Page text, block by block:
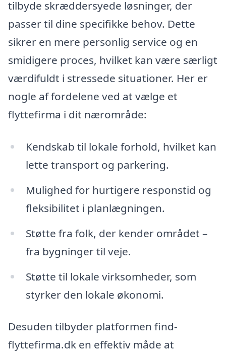
tilbyde skræddersyede løsninger, der
passer til dine specifikke behov. Dette
sikrer en mere personlig service og en
smidigere proces, hvilket kan være særligt
værdifuldt i stressede situationer. Her er
nogle af fordelene ved at vælge et
flyttefirma i dit nærområde:
Kendskab til lokale forhold, hvilket kan
lette transport og parkering.
Mulighed for hurtigere responstid og
fleksibilitet i planlægningen.
Støtte fra folk, der kender området –
fra bygninger til veje.
Støtte til lokale virksomheder, som
styrker den lokale økonomi.
Desuden tilbyder platformen find-
flyttefirma.dk en effektiv måde at